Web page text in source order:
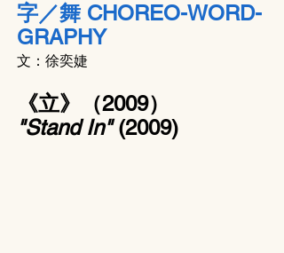
字／舞 CHOREO-WORD-
GRAPHY
文：徐奕婕
《立》（2009）
"Stand In" (2009)